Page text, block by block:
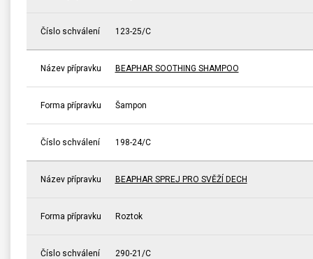
Číslo schválení 123-25/C
Název přípravku BEAPHAR SOOTHING SHAMPOO
Forma přípravku Šampon
Číslo schválení 198-24/C
Název přípravku BEAPHAR SPREJ PRO SVĚŽÍ DECH
Forma přípravku Roztok
Číslo schválení 290-21/C